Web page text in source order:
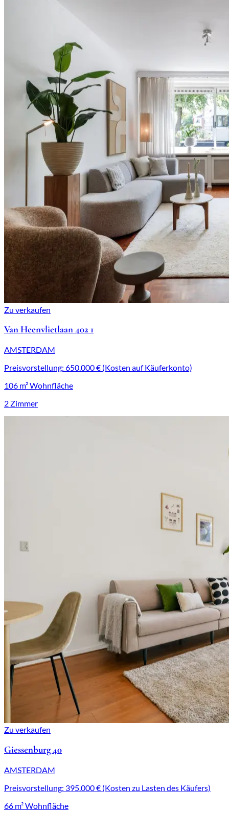
Zu verkaufen
Van Heenvlietlaan 402 1
AMSTERDAM
Preisvorstellung: 650.000 € (Kosten auf Käuferkonto)
106 m² Wohnfläche
2 Zimmer
Zu verkaufen
Giessenburg 40
AMSTERDAM
Preisvorstellung: 395.000 € (Kosten zu Lasten des Käufers)
66 m² Wohnfläche